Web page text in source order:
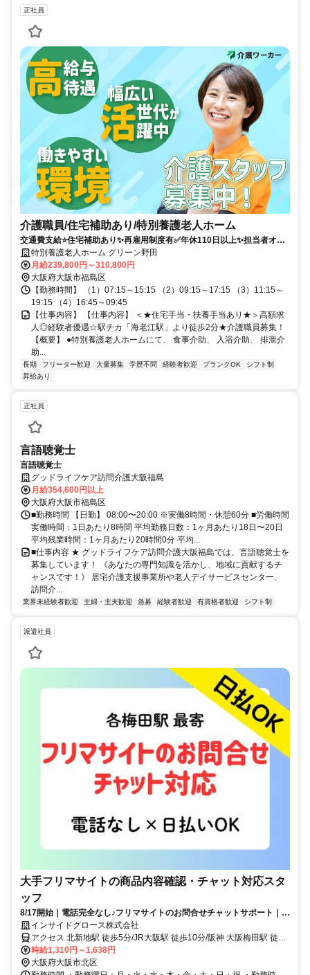
正社員
介護職員/住宅補助あり/特別養護老人ホーム
交通費支給⭐️住宅補助あり✨再雇用制度有✅️年休110日以上✨担当者オス
スメ⭕️研修支援有✨経験者優遇❗️駅チカ⭐️高額求人
特別養護老人ホーム グリーン野田
月給239,800円～310,800円
大阪府大阪市福島区
【勤務時間】 （1）07:15～15:15 （2）09:15～17:15 （3）11:15～
19:15 （4）16:45～09:45
【仕事内容】 【仕事内容】 ＜★住宅手当・扶養手当あり★＞高額求
人◎経験者優遇☆駅チカ「海老江駅」より徒歩2分★介護職員募集！
【概要】 ●特別養護老人ホームにて、 食事介助、 入浴介助、 排泄介
助...
長期 フリーター歓迎 大量募集 学歴不問 経験者歓迎 ブランクOK
シフト制
昇給あり
正社員
言語聴覚士
言語聴覚士
グッドライフケア訪問介護大阪福島
月給354,600円以上
大阪府大阪市福島区
■勤務時間 【日勤】 08:00〜20:00 ※実働8時間・休憩60分 ■労働時間
実働時間：1日あたり8時間 平均勤務日数：1ヶ月あたり18日〜20日
平均残業時間：1ヶ月あたり20時間0分 平均...
■仕事内容 ★ グッドライフケア訪問介護大阪福島では、言語聴覚士を
募集しています！ 《あなたの専門知識を活かし、地域に貢献するチ
ャンスです！》 居宅介護支援事業所や老人デイサービスセンター、
訪問介...
業界未経験者歓迎 主婦・主夫歓迎 急募 経験者歓迎 有資格者歓迎 シフト制
派遣社員
大手フリマサイトの商品内容確認・チャット対応スタ
ッフ
8/17開始｜電話完全なし♪フリマサイトのお問合せチャットサポート｜梅
田×日払い【出戻りOK～♪】
インサイドグロース株式会社
アクセス 北新地駅 徒歩5分/JR大阪駅 徒歩10分/阪神 大阪梅田駅 徒歩
9分/御堂筋線 梅田駅 徒歩13分/西梅田駅 徒歩8分/渡辺橋駅・大江橋駅
徒歩6分/淀屋橋駅 徒歩11分
時給1,310円～1,638円
大阪府大阪市北区